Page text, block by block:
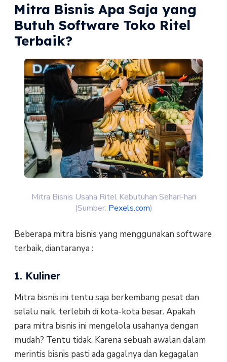
Mitra Bisnis Apa Saja yang
Butuh Software Toko Ritel
Terbaik?
Mitra Bisnis Usaha Ritel Kebutuhan Sehari-hari
(Sumber: Pexels.com)
Beberapa mitra bisnis yang menggunakan software
terbaik, diantaranya :
1. Kuliner
Mitra bisnis ini tentu saja berkembang pesat dan
selalu naik, terlebih di kota-kota besar. Apakah
para mitra bisnis ini mengelola usahanya dengan
mudah? Tentu tidak. Karena sebuah awalan dalam
merintis bisnis pasti ada gagalnya dan kegagalan